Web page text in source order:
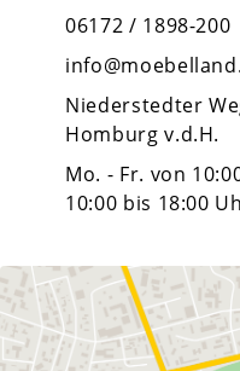
06172 / 1898-200
Niederstedter
Homburg v.d.H.
Mo. - Fr. von
10:00 bis 18:00